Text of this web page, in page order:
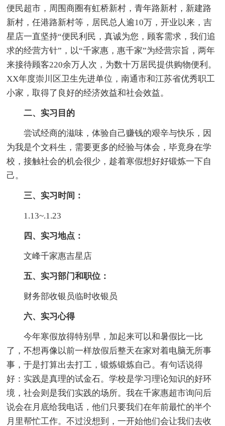
便民超市，周围商圈有虹桥新村，青年路新村，新建路
新村，任港路新村等，居民总人逾10万，开业以来，吉
星店一直坚持“便民利民，真诚为您，顾客需求，我们追
求的经营方针”，以“千家惠，惠千家”为经营宗旨，两年
来接待顾客220余万人次，为数十万居民提供购物便利。
XX年度崇川区卫生先进单位，南通市和江苏省优秀职工
小家，取得了良好的经济效益和社会效益。
二、实习目的
尝试经商的滋味，体验自己赚钱的艰辛与快乐，因
为我是个文科生，需要更多的经验与体会，毕竟身在学
校，接触社会的机会很少，趁着寒假想好好锻炼一下自
己。
三、实习时间：
1.13~.1.23
四、实习地点：
文峰千家惠吉星店
五、实习部门和职位：
财务部收银员临时收银员
六、实习心得
今年寒假放得特别早，加起来可以和暑假比一比
了，不想再像以前一样放假后整天在家对着电脑无所事
事，于是打算出去打工，锻炼锻炼自己。有句话说得
好：实践是真理的试金石。学校是学习理论知识的好环
境，社会则是我们实践的场所。我在千家惠超市询问后
说会在月底给我电话，他们只要我们在年前最忙的半个
月里帮忙工作。不过没想到，一开始他们会让我们去收